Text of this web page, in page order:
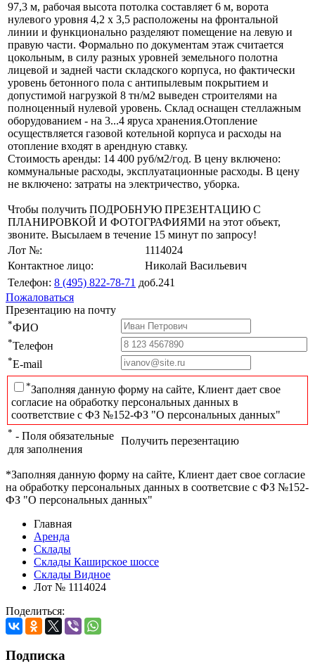
97,3 м, рабочая высота потолка составляет 6 м, ворота
нулевого уровня 4,2 x 3,5 расположены на фронтальной
линии и функционально разделяют помещение на левую и
правую части. Формально по документам этаж считается
цокольным, в силу разных уровней земельного полотна
лицевой и задней части складского корпуса, но фактически
уровень бетонного пола с антипылевым покрытием и
допустимой нагрузкой 8 тн/м2 выведен строителями на
полноценный нулевой уровень. Склад оснащен стеллажным
оборудованием - на 3...4 яруса хранения.Отопление
осуществляется газовой котельной корпуса и расходы на
отопление входят в арендную ставку.
Стоимость аренды: 14 400 руб/м2/год. В цену включено:
коммунальные расходы, эксплуатационные расходы. В цену
не включено: затраты на электричество, уборка.
Чтобы получить ПОДРОБНУЮ ПРЕЗЕНТАЦИЮ С
ПЛАНИРОВКОЙ И ФОТОГРАФИЯМИ на этот объект,
звоните. Высылаем в течение 15 минут по запросу!
Лот №:
1114024
Контактное лицо:
Николай Васильевич
Телефон: 8 (495) 822-78-71 доб.241
Пожаловаться
Презентацию на почту
*ФИО
*Телефон
*E-mail
*Заполняя данную форму на сайте, Клиент дает свое
согласие на обработку персональных данных в
соответствие с ФЗ №152-ФЗ "О персональных данных"
* - Поля обязательные
для заполнения
Получить перезентацию
*Заполняя данную форму на сайте, Клиент дает свое согласие
на обработку персональных данных в соответсвие с ФЗ №152-
ФЗ "О персональных данных"
Главная
Аренда
Склады
Склады Каширское шоссе
Склады Видное
Лот № 1114024
Поделиться:
Подписка